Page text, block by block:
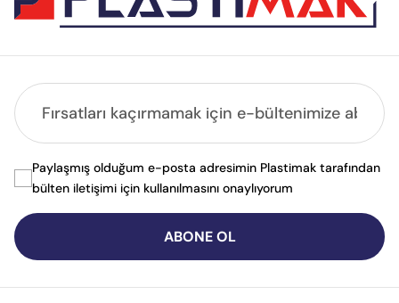
ABONE OL
Paylaşmış olduğum e-posta adresimin Plastimak tarafından
bülten iletişimi için kullanılmasını onaylıyorum